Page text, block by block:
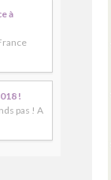
à
!
pas ! A